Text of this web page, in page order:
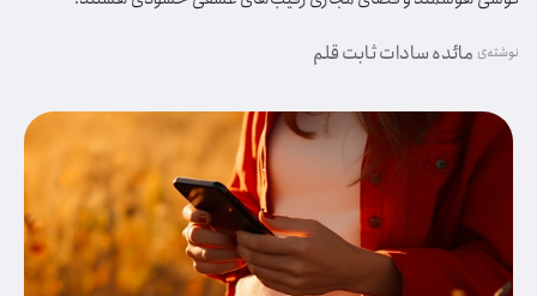
نوشته‌ی مائده سادات ثابت قلم